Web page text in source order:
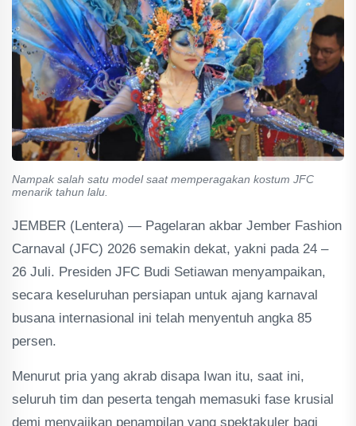
Nampak salah satu model saat memperagakan kostum JFC
menarik tahun lalu.
JEMBER (Lentera) — Pagelaran akbar Jember Fashion
Carnaval (JFC) 2026 semakin dekat, yakni pada 24 –
26 Juli. Presiden JFC Budi Setiawan menyampaikan,
secara keseluruhan persiapan untuk ajang karnaval
busana internasional ini telah menyentuh angka 85
persen.
Menurut pria yang akrab disapa Iwan itu, saat ini,
seluruh tim dan peserta tengah memasuki fase krusial
demi menyajikan penampilan yang spektakuler bagi